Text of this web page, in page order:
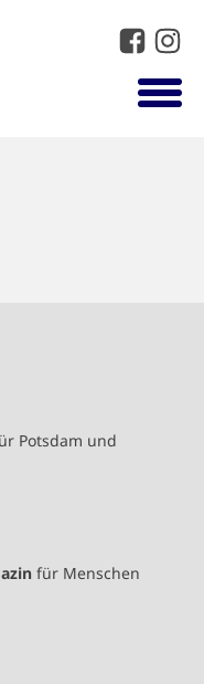
Potsdam und
für Menschen